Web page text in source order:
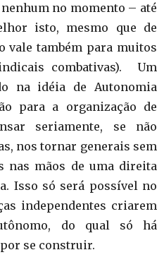
no momento – até
isto, mesmo que de
vale também para muitos
combativas). Um
na idéia de Autonomia
para a organização de
seriamente, se não
nos tornar generais sem
nas mãos de uma direita
Isso só será possível no
independentes criarem
do qual só há
por se construir.